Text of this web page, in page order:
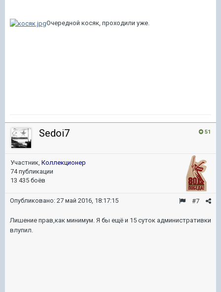
Очередной косяк, проходили уже.
51
Sedoi7
Участник, Коллекционер
74 публикации
13 435 боёв
#7
Опубликовано: 27 май 2016, 18:17:15
Лишение прав,как минимум. Я бы ещё и 15 суток административки
влупил.